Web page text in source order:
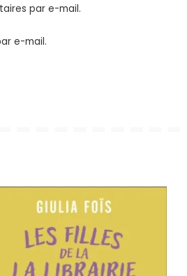
par e-mail.
e-mail.